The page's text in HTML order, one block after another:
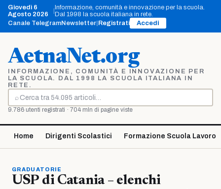
Vai
contenuto
Giovedì 6
Agosto 2026
Informazione, comunità e innovazione per la scuola.
Dal 1998 la scuola italiana in rete.
Canale TelegramNewsletter Registrati Accedi
AetnaNet.org
INFORMAZIONE, COMUNITÀ E INNOVAZIONE PER
LA SCUOLA. DAL 1998 LA SCUOLA ITALIANA IN
RETE.
⌕
Cerca
9.786 utenti registrati · 704 mln di pagine viste
Home Dirigenti Scolastici Formazione Scuola Lavoro
GRADUATORIE
USP di Catania – elenchi